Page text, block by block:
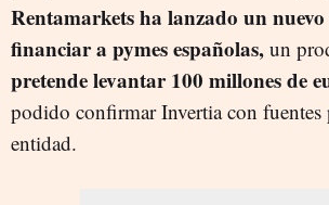
Rentamarkets ha lanzado un
financiar a pymes españolas, un
pretende levantar 100 millones de
podido confirmar Invertia con fuentes
entidad.